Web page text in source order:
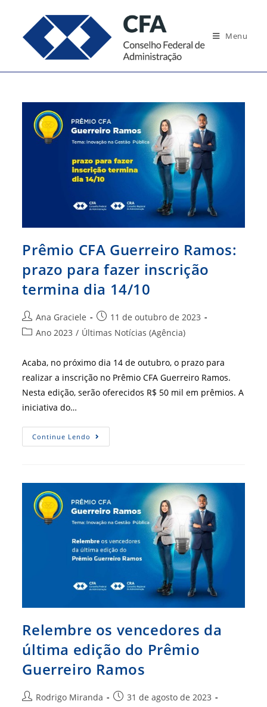
conteúdo
Menu
Prêmio CFA Guerreiro Ramos:
prazo para fazer inscrição
termina dia 14/10
Autor
do
Ana Graciele
Post
publicado:
11 de outubro de 2023
Categoria
post:
Ano 2023 / Últimas Notícias (Agência)
Acaba, no próximo dia 14 de outubro, o prazo para
realizar a inscrição no Prêmio CFA Guerreiro Ramos.
Nesta edição, serão oferecidos R$ 50 mil em prêmios. A
iniciativa do…
Continue Lendo Prêmio
CFA
Fazer
Termina
Dia
14/10
Relembre os vencedores da
última edição do Prêmio
Guerreiro Ramos
AutorRodrigo Miranda
Post31 de agosto de 2023